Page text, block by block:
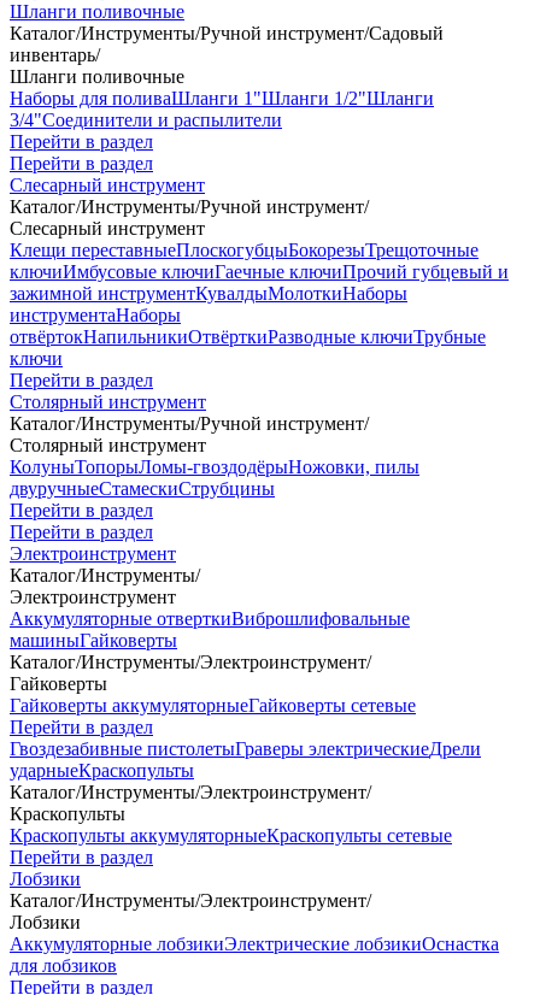
Шланги поливочные
Каталог/Инструменты/Ручной инструмент/Садовый
инвентарь/
Шланги поливочные
Наборы для поливаШланги 1"Шланги 1/2"Шланги
3/4"Соединители и распылители
Перейти в раздел
Перейти в раздел
Слесарный инструмент
Каталог/Инструменты/Ручной инструмент/
Слесарный инструмент
Клещи переставныеПлоскогубцыБокорезыТрещоточные
ключиИмбусовые ключиГаечные ключиПрочий губцевый и
зажимной инструментКувалдыМолоткиНаборы
инструментаНаборы
отвёртокНапильникиОтвёрткиРазводные ключиТрубные
ключи
Перейти в раздел
Столярный инструмент
Каталог/Инструменты/Ручной инструмент/
Столярный инструмент
КолуныТопорыЛомы-гвоздодёрыНожовки, пилы
двуручныеСтамескиСтрубцины
Перейти в раздел
Перейти в раздел
Электроинструмент
Каталог/Инструменты/
Электроинструмент
Аккумуляторные отверткиВиброшлифовальные
машиныГайковерты
Каталог/Инструменты/Электроинструмент/
Гайковерты
Гайковерты аккумуляторныеГайковерты сетевые
Перейти в раздел
Гвоздезабивные пистолетыГраверы электрическиеДрели
ударныеКраскопульты
Каталог/Инструменты/Электроинструмент/
Краскопульты
Краскопульты аккумуляторныеКраскопульты сетевые
Перейти в раздел
Лобзики
Каталог/Инструменты/Электроинструмент/
Лобзики
Аккумуляторные лобзикиЭлектрические лобзикиОснастка
для лобзиков
Перейти в раздел